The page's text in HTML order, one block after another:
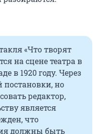
«Что творят
на сцене театра в
в 1920 году. Через
но
редактор,
является
что
должны быть